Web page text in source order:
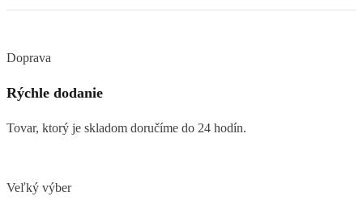
Doprava
Rýchle dodanie
Tovar, ktorý je skladom doručíme do 24 hodín.
Veľký výber